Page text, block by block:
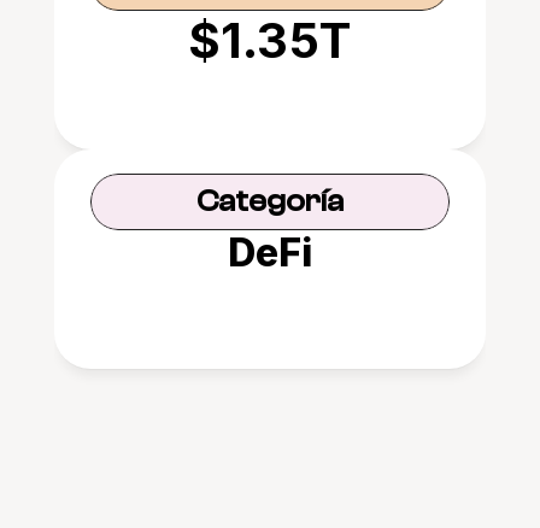
$1.35T
Categoría
DeFi